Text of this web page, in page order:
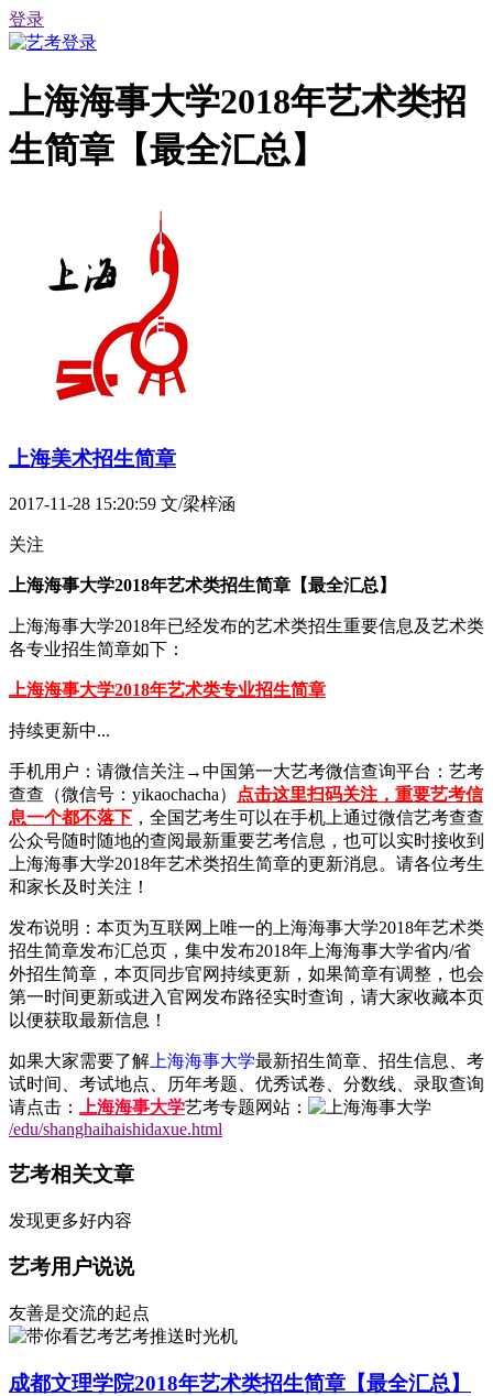
登录
上海海事大学2018年艺术类招
生简章【最全汇总】
上海美术招生简章
2017-11-28 15:20:59 文/梁梓涵
关注
上海海事大学2018年艺术类招生简章【最全汇总】
上海海事大学2018年已经发布的艺术类招生重要信息及艺术类
各专业招生简章如下：
上海海事大学2018年艺术类专业招生简章
持续更新中...
手机用户：请微信关注→中国第一大艺考微信查询平台：艺考
查查（微信号：yikaochacha）
点击这里扫码关注，重要艺考信
息一个都不落下 ，全国艺考生可以在手机上通过微信艺考查查
公众号随时随地的查阅最新重要艺考信息，也可以实时接收到
上海海事大学2018年艺术类招生简章的更新消息。请各位考生
和家长及时关注！
发布说明：本页为互联网上唯一的上海海事大学2018年艺术类
招生简章发布汇总页，集中发布2018年上海海事大学省内/省
外招生简章，本页同步官网持续更新，如果简章有调整，也会
第一时间更新或进入官网发布路径实时查询，请大家收藏本页
以便获取最新信息！
如果大家需要了解 上海海事大学最新招生简章、招生信息、考
试时间、考试地点、历年考题、优秀试卷、分数线、录取查询
请点击：
上海海事大学艺考专题网站：
/edu/shanghaihaishidaxue.html
艺考相关文章
发现更多好内容
艺考用户说说
友善是交流的起点
艺考推送时光机
成都文理学院2018年艺术类招生简章【最全汇总】